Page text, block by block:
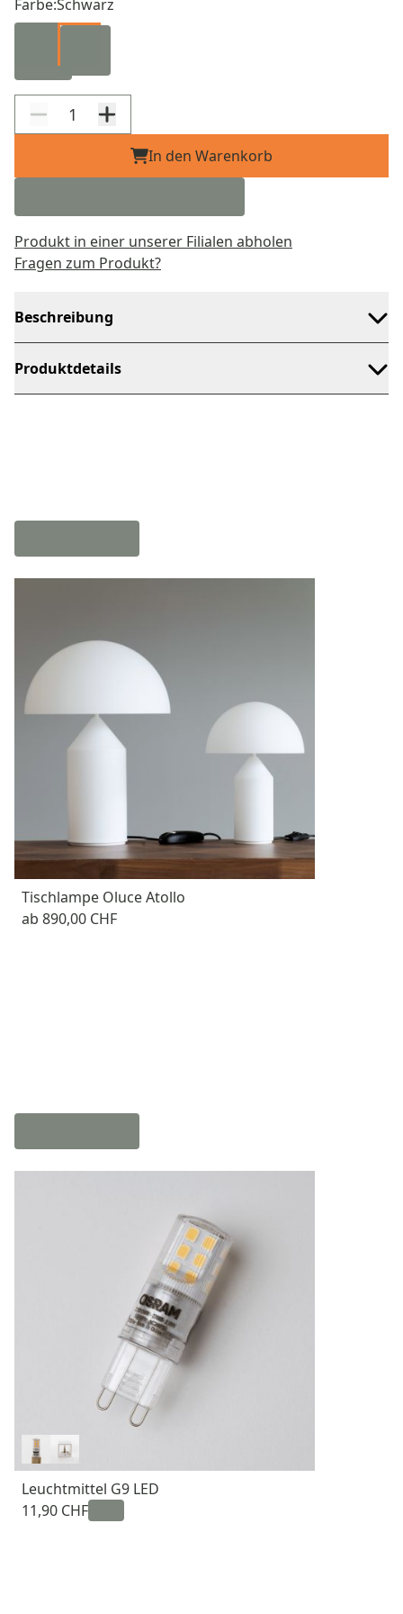
Farbe:Schwarz
In den Warenkorb
Produkt in einer unserer Filialen abholen
Fragen zum Produkt?
Beschreibung
Produktdetails
Tischlampe Oluce Atollo
ab 890,00 CHF
Leuchtmittel G9 LED
11,90 CHF